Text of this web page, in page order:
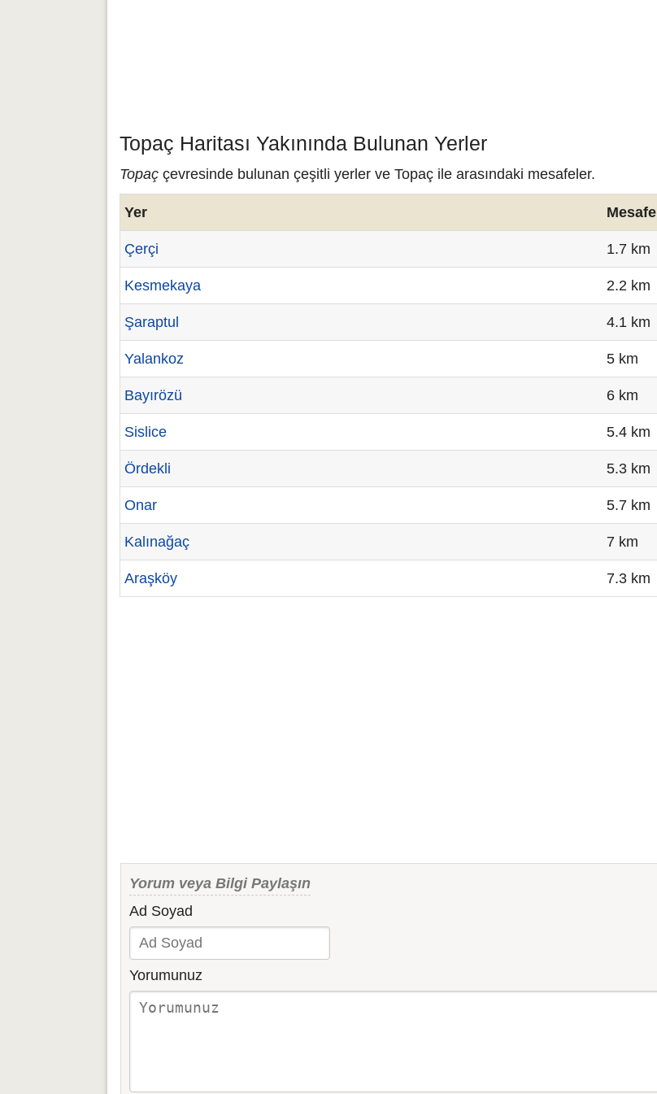
Topaç Haritası Yakınında Bulunan Yerler
Topaç çevresinde bulunan çeşitli yerler ve Topaç ile arasındaki mesafeler.
Yer Mesafe
Çerçi 1.7 km
Kesmekaya 2.2 km
Şaraptul 4.1 km
Yalankoz 5 km
Bayırözü 6 km
Sislice 5.4 km
Ördekli 5.3 km
Onar 5.7 km
Kalınağaç 7 km
Araşköy 7.3 km
Yorum veya Bilgi Paylaşın
Ad Soyad
Yorumunuz